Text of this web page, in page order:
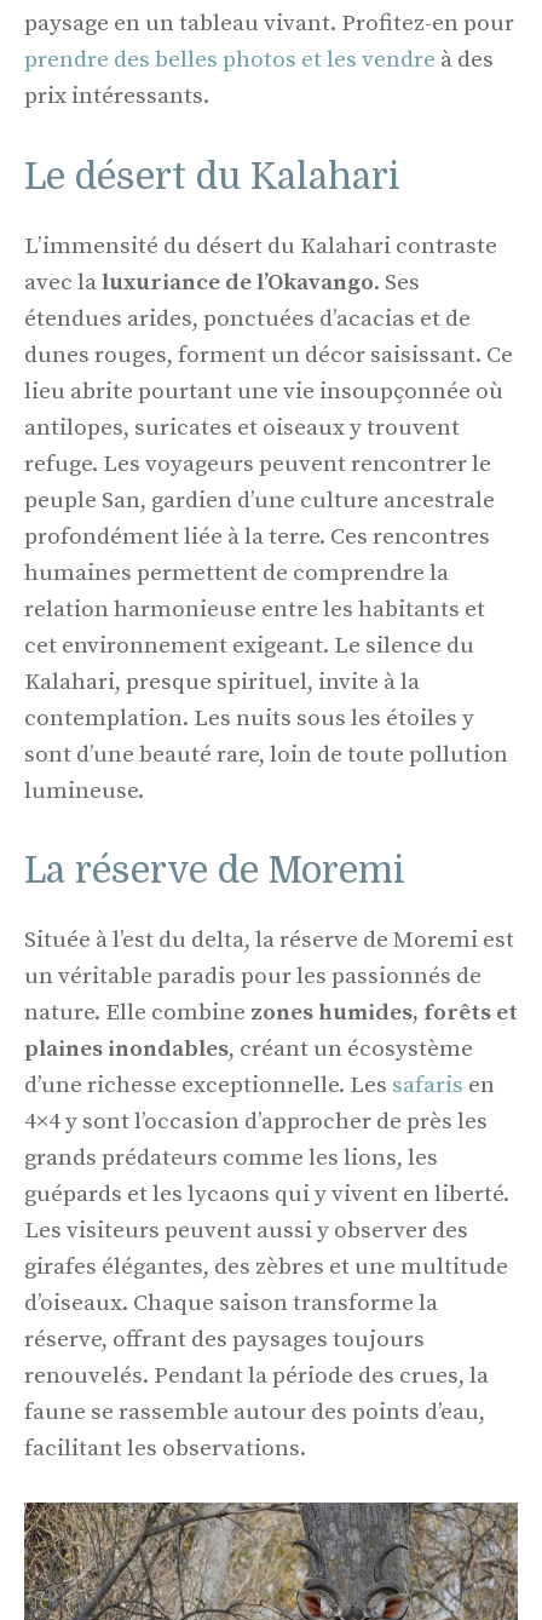
paysage en un tableau vivant. Profitez-en pour
prendre des belles photos et les vendre à des
prix intéressants.
Le désert du Kalahari
L’immensité du désert du Kalahari contraste
avec laluxuriance de l’Okavango. Ses
étendues arides, ponctuées d’acacias et de
dunes rouges, forment un décor saisissant. Ce
lieu abrite pourtant une vie insoupçonnée où
antilopes, suricates et oiseaux y trouvent
refuge. Les voyageurs peuvent rencontrer le
peuple San, gardien d’une culture ancestrale
profondément liée à la terre. Ces rencontres
humaines permettent de comprendre la
relation harmonieuse entre les habitants et
cet environnement exigeant. Le silence du
Kalahari, presque spirituel, invite à la
contemplation. Les nuits sous les étoiles y
sont d’une beauté rare, loin de toute pollution
lumineuse.
La réserve de Moremi
Située à l’est du delta, la réserve de Moremi est
un véritable paradis pour les passionnés de
nature. Elle combine zones humides, forêts et
plaines inondables, créant un écosystème
d’une richesse exceptionnelle. Les safaris en
4×4 y sont l’occasion d’approcher de près les
grands prédateurs comme les lions, les
guépards et les lycaons qui y vivent en liberté.
Les visiteurs peuvent aussi y observer des
girafes élégantes, des zèbres et une multitude
d’oiseaux. Chaque saison transforme la
réserve, offrant des paysages toujours
renouvelés. Pendant la période des crues, la
faune se rassemble autour des points d’eau,
facilitant les observations.